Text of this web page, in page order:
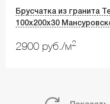
Брусчатка из гранита
100х200х30
2900 руб./м2